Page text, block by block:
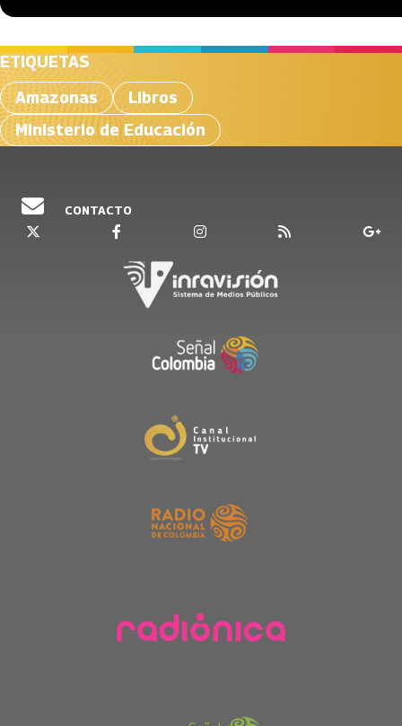
ETIQUETAS
Amazonas
Libros
Ministerio de Educación
CONTACTO